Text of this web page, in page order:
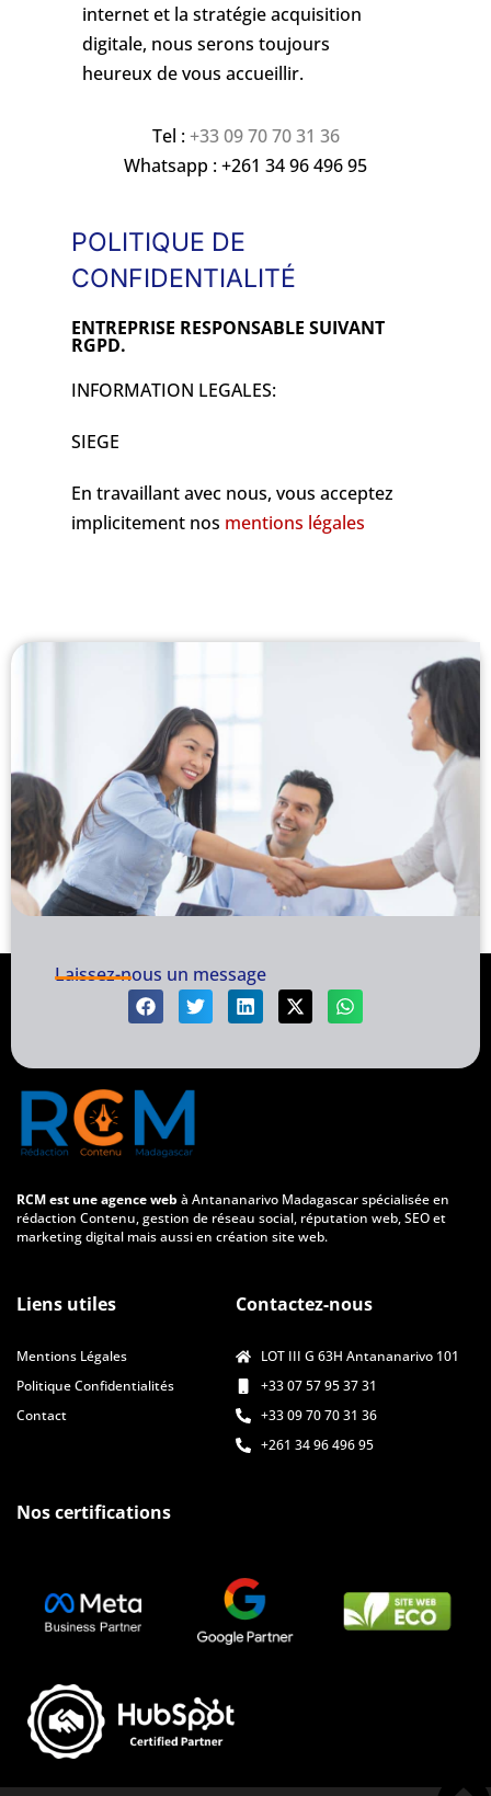
internet et la stratégie acquisition
digitale, nous serons toujours
heureux de vous accueillir.
Tel :+33 09 70 70 31 36
Whatsapp : +261 34 96 496 95
POLITIQUE DE
CONFIDENTIALITÉ
ENTREPRISE RESPONSABLE SUIVANT
RGPD.
INFORMATION LEGALES:
SIEGE
En travaillant avec nous, vous acceptez
implicitement nos mentions légales
Laissez-nous un message
RCM est une agence web à Antananarivo Madagascar spécialisée en
rédaction Contenu, gestion de réseau social, réputation web, SEO et
marketing digital mais aussi en création site web.
Liens utiles
Mentions Légales
Politique Confidentialités
Contact
Contactez-nous
LOT III G 63H Antananarivo 101
+33 07 57 95 37 31
+33 09 70 70 31 36
+261 34 96 496 95
Nos certifications